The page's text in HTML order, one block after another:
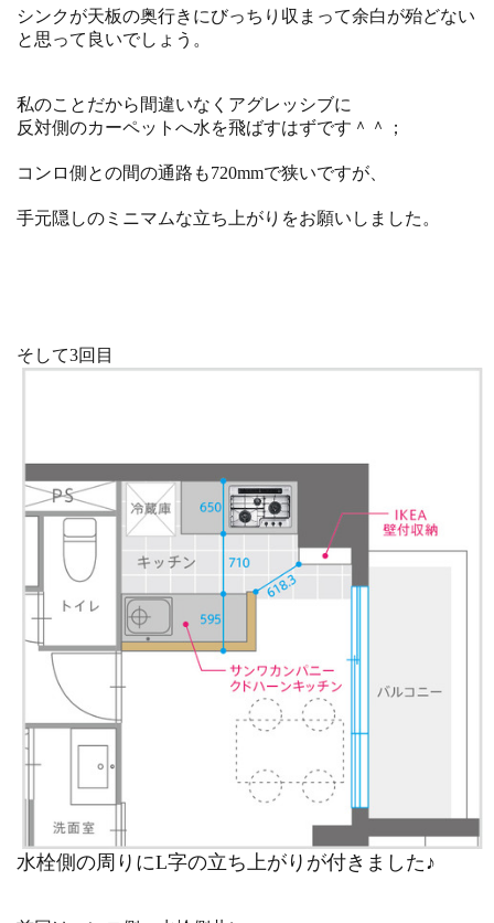
シンクが天板の奥行きにびっちり収まって余白が殆どない
と思って良いでしょう。
私のことだから間違いなくアグレッシブに
反対側のカーペットへ水を飛ばすはずです＾＾；
コンロ側との間の通路も720mmで狭いですが、
手元隠しのミニマムな立ち上がりをお願いしました。
そして3回目
水栓側の周りにL字の立ち上がりが付きました♪